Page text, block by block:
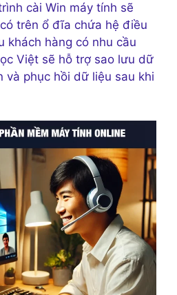
cài Win máy tính sẽ
trên ổ đĩa chứa hệ điều
khách hàng có nhu cầu
Việt sẽ hỗ trợ sao lưu dữ
và phục hồi dữ liệu sau khi